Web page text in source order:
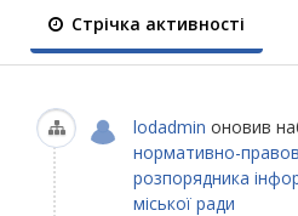
Стрічка активності
lodadmin оновив
нормативно-
розпорядника
міської ради